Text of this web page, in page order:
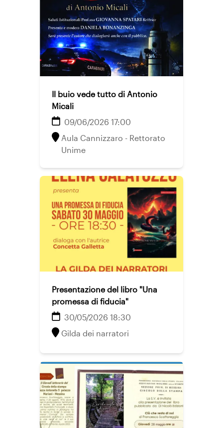
Il buio vede tutto di Antonio
Micali
09/06/2026 17:00
Aula Cannizzaro - Rettorato
Unime
Presentazione del libro "Una
promessa di fiducia"
30/05/2026 18:30
Gilda dei narratori